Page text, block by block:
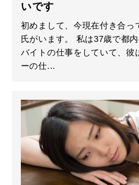
いです
初めまして、今現在付き合っ
氏がいます。 私は37歳で都
バイトの仕事をしていて、彼
ーの仕...